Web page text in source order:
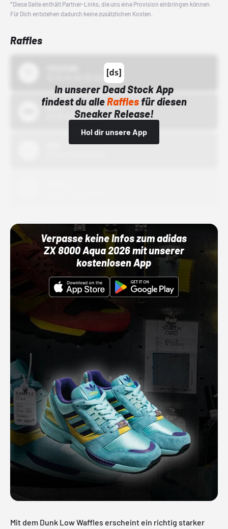
*Diese Seite enthält Partner-Links, die uns eine Provision einbringen können.
Für Dich entstehen dadurch keine zusätzlichen Kosten.
Raffles
In unserer Dead Stock App
findest du alleRafflesfür diesen
Sneaker Release!
Hol dir unsere App
Bstn
01.10.22 00:00 Uhr
Verpasse keine Infos zum adidas
ZX 8000 Aqua 2026 mit unserer
kostenlosen App
Mit dem Dunk Low Waffles erscheint ein richtig starker